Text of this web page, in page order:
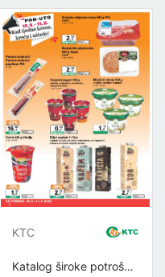
KTC
Katalog široke potrošnje